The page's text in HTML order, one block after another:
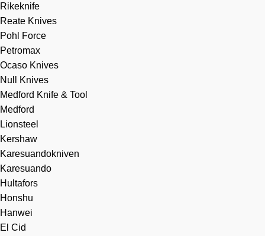
Rikeknife
Reate Knives
Pohl Force
Petromax
Ocaso Knives
Null Knives
Medford Knife & Tool
Medford
Lionsteel
Kershaw
Karesuandokniven
Karesuando
Hultafors
Honshu
Hanwei
El Cid